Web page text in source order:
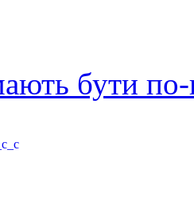
бути по-